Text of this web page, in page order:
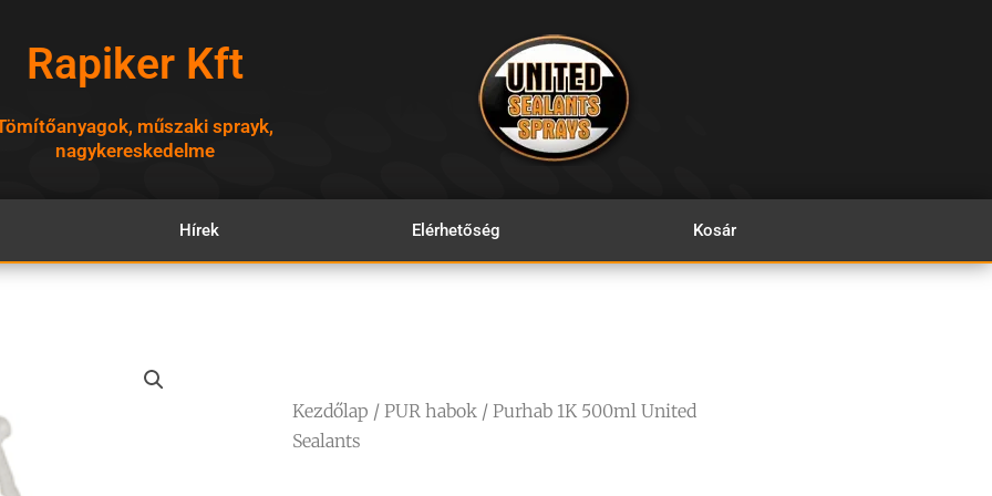
Rapiker Kft
műszaki sprayk,
nagykereskedelme
Hírek Elérhetőség Kosár
Kezdőlap / PUR habok / Purhab 1K 500ml United
Sealants